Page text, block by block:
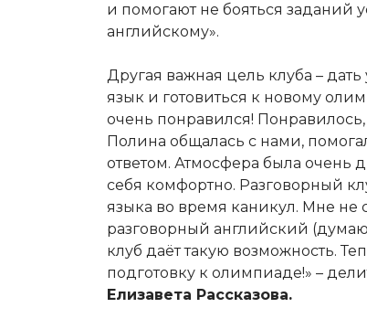
и помогают не бояться заданий
английскому».
Другая важная цель клуба –
язык и готовиться к новому
очень понравился!
Полина общалась с нами,
ответом. Атмосфера была очень
себя комфортно. Разговорный
языка во время каникул. Мне не
разговорный английский
клуб даёт такую возможность.
подготовку к олимпиаде!» –
Елизавета Рассказова.